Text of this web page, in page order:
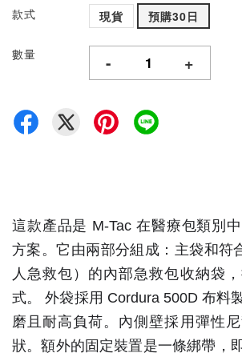
款式 現貨 預購30日
數量 - +
這款產品是 M-Tac 在醫療包類別
方案。它由兩部分組成：主袋和符
人急救包）的內部急救包收納袋
式。外袋採用 Cordura 500D 布料
磨且耐高負荷。內側壁採用彈性
狀。額外的固定裝置是一條綁帶，